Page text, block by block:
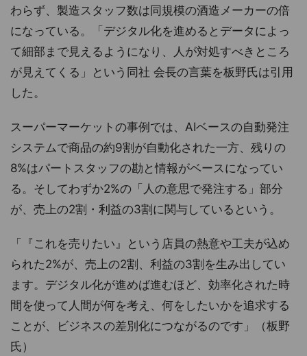
わらず、製造スタッフ数は同規模の酒造メーカーの倍
になっている。「デジタル化を進めるとデータによっ
て細部まで見えるようになり、人が対処すべきところ
が見えてくる」という同社 会長の言葉を板野氏は引用
した。
スーパーマーケットの事例では、AIベースの自動発注
システムで商品の約9割が自動化された一方、残りの
8%はパートスタッフの勘と情報がベースになってい
る。そしてわずか2%の「人の意思で発注する」部分
が、売上の2割・利益の3割に関与しているという。
「『これを売りたい』という店員の熱意や工夫が込め
られた2%が、売上の2割、利益の3割を生み出してい
ます。デジタル化が進めば進むほど、効率化された時
間を使って人間が何を考え、何をしたいかを追求する
ことが、ビジネスの差別化につながるのです」（板野
氏）